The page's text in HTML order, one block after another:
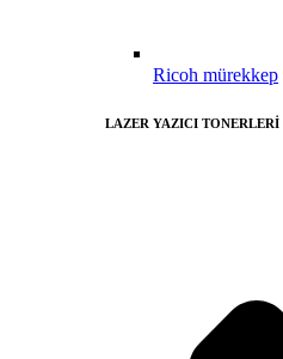
Ricoh mürekkep
LAZER YAZICI TONERLERİ